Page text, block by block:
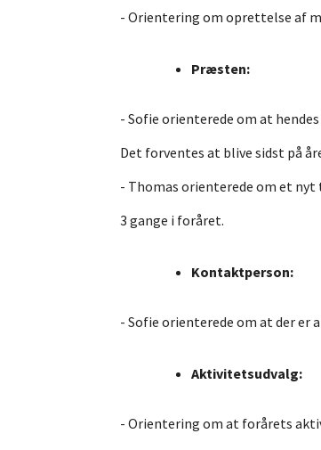
- Orientering om oprettelse af
Præsten:
- Sofie orienterede om at
Det forventes at blive sidst på
- Thomas orienterede om et
3 gange i foråret.
Kontaktperson:
- Sofie orienterede om at der er
Aktivitetsudvalg:
- Orientering om at forårets